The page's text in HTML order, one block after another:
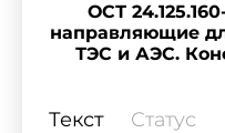
ОСТ
направляющие
ТЭС и АЭС.
Текст Статус